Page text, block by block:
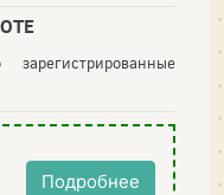
Подробнее